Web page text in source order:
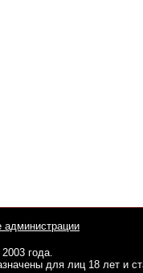
администрации
года.
для лиц 18 лет и